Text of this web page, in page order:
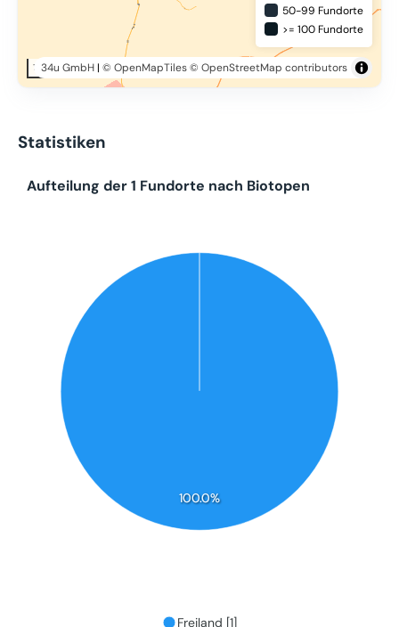
10 km
34u GmbH| © OpenMapTiles© OpenStreetMap contributors
50-99 Fundorte
>= 100 Fundorte
Statistiken
100.0%
Aufteilung der 1 Fundorte nach Biotopen
Freiland [1]